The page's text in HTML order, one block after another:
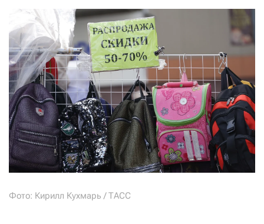
Фото: Кирилл Кухмарь / ТАСС